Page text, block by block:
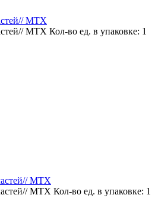
MTX
MTX Кол-во ед. в упаковке: 1
MTX
MTX Кол-во ед. в упаковке: 1